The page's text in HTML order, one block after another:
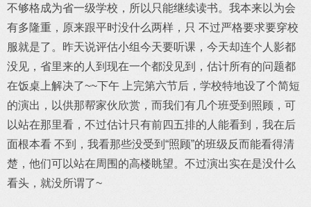
不够格成为省一级学校，所以只能继续读书。我本来以为会
有多隆重，原来跟平时没什么两样，只 不过严格要求要穿校
服就是了。昨天说评估小组今天要听课，今天却连个人影都
没见，省里来的人到现在一个都没见到，估计所有的问题都
在饭桌上解决了~~下午 上完第六节后，学校特地设了个简短
的演出，以供那帮家伙欣赏，而我们有几个班受到照顾，可
以站在那里看，不过估计只有前四五排的人能看到，我在后
面根本看 不到，我看那些没受到“照顾”的班级反而能看得清
楚，他们可以站在周围的高楼眺望。不过演出实在是没什么
看头，就没所谓了~